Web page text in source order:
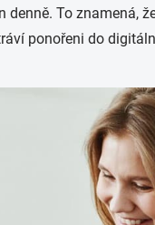
denně. To znamená,
ponořeni do